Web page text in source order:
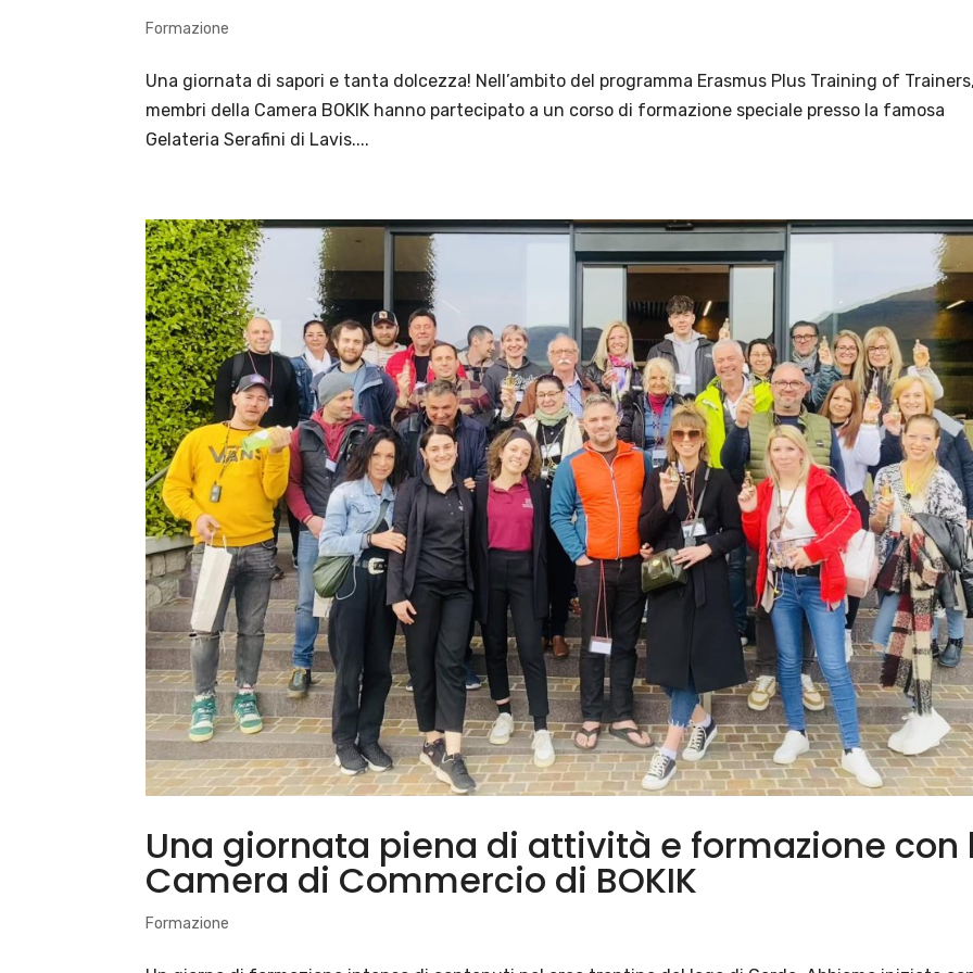
Formazione
Una giornata di sapori e tanta dolcezza! Nell’ambito del programma Erasmus Plus Training of
membri della Camera BOKIK hanno partecipato a un corso di formazione speciale presso la famosa
Gelateria Serafini di Lavis....
Una giornata piena di attività e formazione con
Camera di Commercio di BOKIK
Formazione